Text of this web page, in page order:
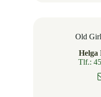
Old
Helga
Tlf.: